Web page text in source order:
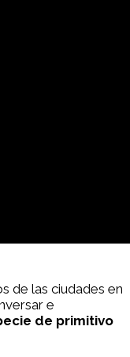
de las ciudades en
e
de primitivo